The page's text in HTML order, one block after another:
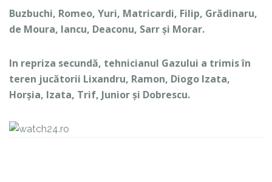
Buzbuchi, Romeo, Yuri, Matricardi, Filip, Grădinaru,
de Moura, Iancu, Deaconu, Sarr și Morar.
In repriza secundă, tehnicianul Gazului a trimis în
teren jucătorii Lixandru, Ramon, Diogo Izata,
Horșia, Izata, Trif, Junior și Dobrescu.